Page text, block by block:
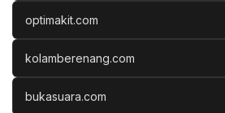
optimakit.com
kolamberenang.com
bukasuara.com